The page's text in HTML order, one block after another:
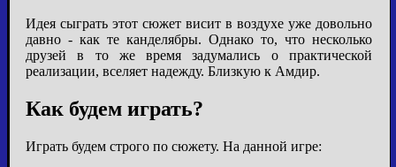
Идея сыграть этот сюжет висит в воздухе уже довольно
давно - как те канделябры. Однако то, что несколько
друзей в то же время задумались о практической
реализации, вселяет надежду. Близкую к Амдир.
Как будем играть?
Играть будем строго по сюжету. На данной игре: